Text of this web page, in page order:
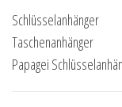
Schlüsselanhänger
Taschenanhänger
Papagei